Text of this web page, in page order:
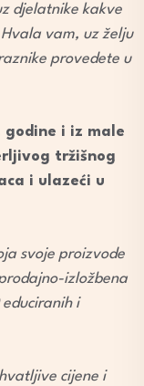
djelatnike kakve
vam, uz želju
provedete u
godine i iz male
tržišnog
i ulazeći u
svoje proizvode
izložbena
i
cijene i